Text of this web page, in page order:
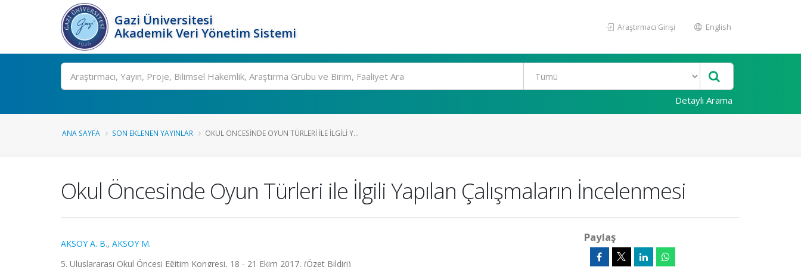
Gazi Üniversitesi
Akademik Veri Yönetim Sistemi
Araştırmacı Girişi English
Ara
Detaylı Arama
ANA SAYFA SON EKLENEN YAYINLAR OKUL ÖNCESINDE OYUN TÜRLERI ILE İLGILI Y...
Okul Öncesinde Oyun Türleri ile İlgili Yapılan Çalışmaların İncelenmesi
AKSOY A. B., AKSOY M.
5. Uluslararası Okul Öncesi Eğitim Kongresi, 18 - 21 Ekim 2017, (Özet Bildiri)
Paylaş